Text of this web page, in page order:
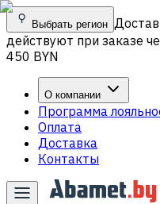
Выбрать регион
действуют при заказе
450 BYN
О компании
Программа
Оплата
Доставка
Контакты